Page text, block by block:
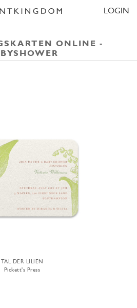
LOGIN
ONLINE -
TAL DER LILIEN
Pickett's Press